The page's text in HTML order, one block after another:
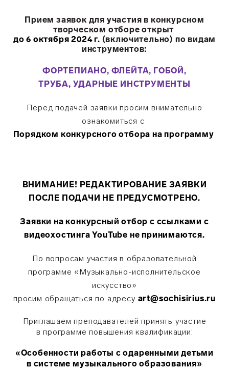
Прием заявок для участия в конкурсном
творческом отборе открыт
до 6 октября 2024 г. (включительно) по видам
инструментов:
ФОРТЕПИАНО, ФЛЕЙТА, ГОБОЙ,
ТРУБА, УДАРНЫЕ ИНСТРУМЕНТЫ
Перед подачей заявки просим внимательно
ознакомиться с
Порядком конкурсного отбора на программу
ВНИМАНИЕ! РЕДАКТИРОВАНИЕ ЗАЯВКИ
ПОСЛЕ ПОДАЧИ НЕ ПРЕДУСМОТРЕНО.
Заявки на конкурсный отбор с ссылками с
видеохостинга YouTube не принимаются.
По вопросам участия в образовательной
программе «Музыкально-исполнительское
искусство»
просим обращаться по адресу art@sochisirius.ru
Приглашаем преподавателей принять участие
в программе повышения квалификации:
«Особенности работы с одаренными детьми
в системе музыкального образования»